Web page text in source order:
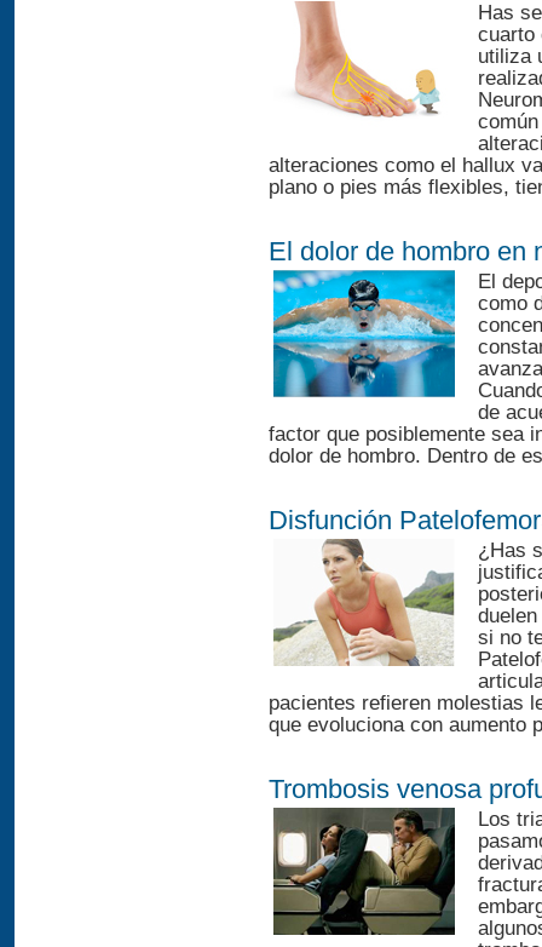
Has
cuarto
utiliza
alteraciones como el hallux
plano o pies más flexibles,
El dolor de hombro en
El
como
de
factor que posiblemente sea
dolor de hombro. Dentro de
Disfunción
¿Has
si no
pacientes refieren molestias
que evoluciona con aumento
Trombosis venosa
Los